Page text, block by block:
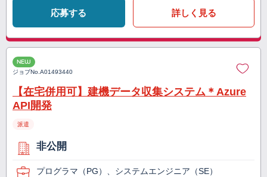
応募する 詳しく見る
NEW
ジョブNo.A01493440
【在宅併用可】建機データ収集システム＊Azure
API開発
派遣
非公開
プログラマ（PG）、システムエンジニア（SE）